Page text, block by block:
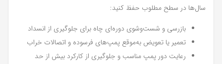
سال‌ها در سطح مطلوب حفظ کنید:
بازرسی و شست‌وشوی دوره‌ای چاه برای جلوگیری از انسداد
تعمیر یا تعویض به‌موقع پمپ‌های فرسوده و اتصالات خراب
رعایت دور پمپ مناسب و جلوگیری از کارکرد بیش از حد